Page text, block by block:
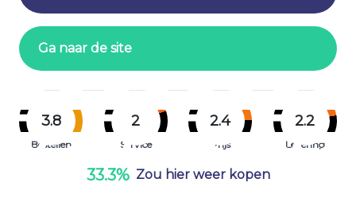
Ga naar de site
3.8
Bestellen
2
Service
2.4
Prijs
2.2
Levering
33.3% Zou hier weer kopen